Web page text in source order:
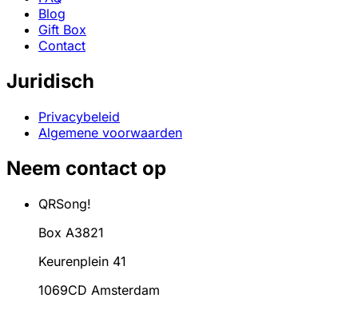
Blog
Gift Box
Contact
Juridisch
Privacybeleid
Algemene voorwaarden
Neem contact op
QRSong!
Box A3821
Keurenplein 41
1069CD Amsterdam